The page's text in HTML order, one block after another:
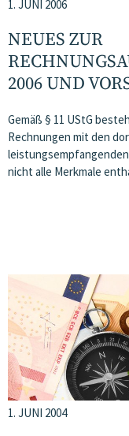
1. JUNI 2006
NEUES ZUR
2006 UND
Gemäß § 11 UStG
Rechnungen mit den
nicht alle Merkmale
1. JUNI 2004